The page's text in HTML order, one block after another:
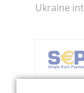
Ukraine